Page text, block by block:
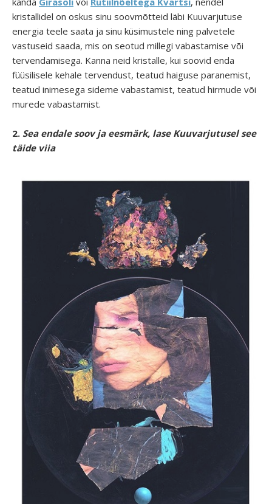
kristallidel on oskus sinu soovmõtteid läbi Kuuvarjutuse
energia teele saata ja sinu küsimustele ning palvetele
vastuseid saada, mis on seotud millegi vabastamise või
tervendamisega. Kanna neid kristalle, kui soovid enda
füüsilisele kehale tervendust, teatud haiguse paranemist,
teatud inimesega sideme vabastamist, teatud hirmude või
murede vabastamist.
2. Sea endale soov ja eesmärk, lase Kuuvarjutusel see
täide viia